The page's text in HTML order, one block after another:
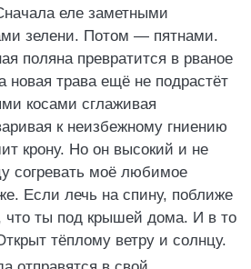
еле заметными
зелени. Потом — пятнами.
поляна превратится в рваное
новая трава ещё не подрастёт
косами сглаживая
к неизбежному гниению
крону. Но он высокий и не
согревать моё любимое
Если лечь на спину, поближе
что ты под крышей дома. И в то
тёплому ветру и солнцу.